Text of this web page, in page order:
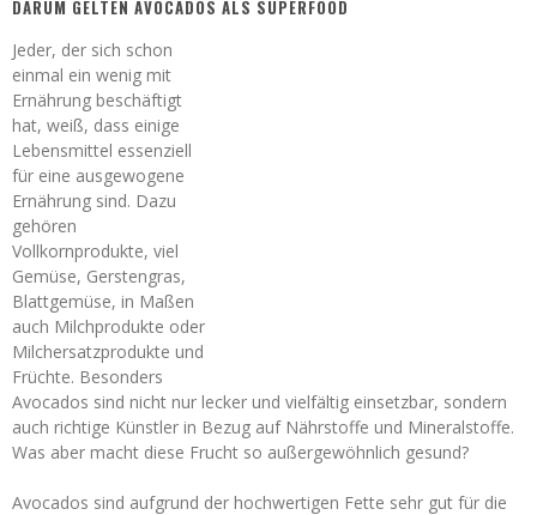
DARUM GELTEN AVOCADOS ALS SUPERFOOD
Jeder, der sich schon
einmal ein wenig mit
Ernährung beschäftigt
hat, weiß, dass einige
Lebensmittel essenziell
für eine ausgewogene
Ernährung sind. Dazu
gehören
Vollkornprodukte, viel
Gemüse, Gerstengras,
Blattgemüse, in Maßen
auch Milchprodukte oder
Milchersatzprodukte und
Früchte. Besonders
Avocados sind nicht nur lecker und vielfältig einsetzbar, sondern
auch richtige Künstler in Bezug auf Nährstoffe und Mineralstoffe.
Was aber macht diese Frucht so außergewöhnlich gesund?
Avocados sind aufgrund der hochwertigen Fette sehr gut für die